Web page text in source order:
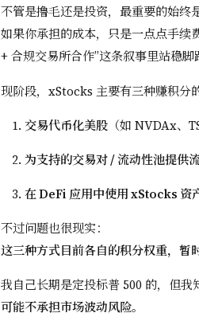
不管是撸毛还是投资，最重要的始终
如果你承担的成本，只是一点点手续
+ 合规交易所合作”这条叙事里站稳
现阶段，xStocks 主要有三种赚积分
交易代币化美股 （如 NVDAx、
为支持的交易对 / 流动性池提供
在 DeFi 应用中使用 xStocks 资
不过问题也很现实：
这三种方式目前各自的积分权重，暂
我自己长期是定投标普 500 的，但
可能不承担市场波动风险。